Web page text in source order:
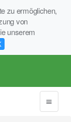
zu ermöglichen,
von
unserem